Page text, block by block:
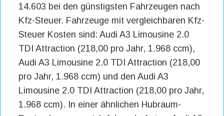
14.603 bei den günstigsten Fahrzeugen nach
Kfz-Steuer. Fahrzeuge mit vergleichbaren Kfz-
Steuer Kosten sind: Audi A3 Limousine 2.0
TDI Attraction (218,00 pro Jahr, 1.968 ccm),
Audi A3 Limousine 2.0 TDI Attraction (218,00
pro Jahr, 1.968 ccm) und den Audi A3
Limousine 2.0 TDI Attraction (218,00 pro Jahr,
1.968 ccm). In einer ähnlichen Hubraum-